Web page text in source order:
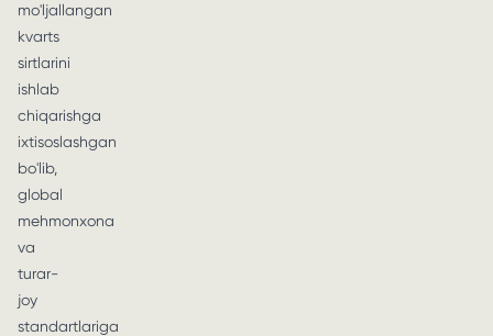
mo'ljallangan
kvarts
sirtlarini
ishlab
chiqarishga
ixtisoslashgan
bo'lib,
global
mehmonxona
va
turar-
joy
standartlariga